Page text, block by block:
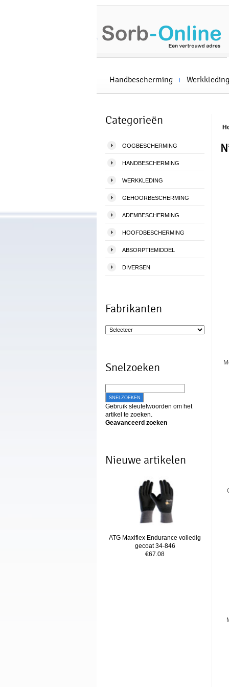
Handbescherming Werkkleding
Categorieën
OOGBESCHERMING
HANDBESCHERMING
WERKKLEDING
GEHOORBESCHERMING
ADEMBESCHERMING
HOOFDBESCHERMING
ABSORPTIEMIDDEL
DIVERSEN
Fabrikanten
Snelzoeken
SNELZOEKEN
Gebruik sleutelwoorden om het
artikel te zoeken.
Geavanceerd zoeken
Nieuwe artikelen
ATG Maxiflex Endurance volledig
gecoat 34-846
€67.08